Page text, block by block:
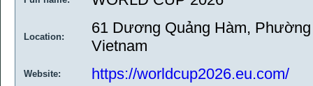
Location:
61 Dương Quảng Hàm,
Vietnam
Website: https://worldcup2026.eu.com/